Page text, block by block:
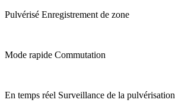
Pulvérisé Enregistrement de zone
Mode rapide Commutation
En temps réel Surveillance de la pulvérisation